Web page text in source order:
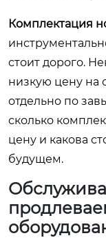
Комплектация
стоит дорого.
низкую цену на
отдельно по
сколько
цену и какова
будущем.